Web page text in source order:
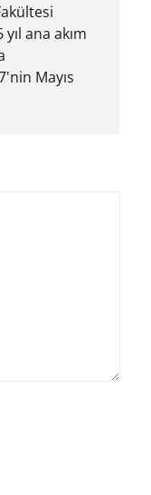
ana akım
Mayıs